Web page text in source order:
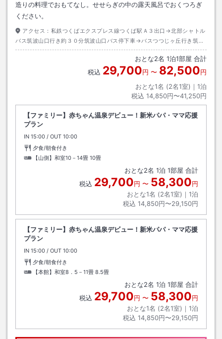
造りの料理でおもてなし。せせらぎの中の露天風呂でおくつろぎ
ください。
アクセス： 私鉄つくばエクスプレス線つくば駅Ａ３出口→北部シャトル
バス筑波山口行き約３０分筑波山口バス停下車→バスつつじヶ丘行き筑波
神社入口バス停下車→徒歩約５分
おとな2名 1泊1部屋 合計
税込 29,700円 〜 82,500円
おとな1名 (2名1室)｜ 1泊
税込 14,850円〜41,250円
【ファミリー】赤ちゃん温泉デビュー！新米パパ・ママ応援
プラン
IN チェックイン
15:00 / OUT チェックアウト
10:00
夕食/朝食付き
【山側】和室10－14畳 10畳
おとな2名 1泊 1部屋 合計
税込 29,700円 〜 58,300円
おとな1名 (2名1室)｜ 1泊
税込 14,850円〜29,150円
【ファミリー】赤ちゃん温泉デビュー！新米パパ・ママ応援
プラン
IN チェックイン
15:00 / OUT チェックアウト
10:00
夕食/朝食付き
【本館】和室8．5－11畳 8.5畳
おとな2名 1泊 1部屋 合計
税込 29,700円 〜 58,300円
おとな1名 (2名1室)｜ 1泊
税込 14,850円〜29,150円